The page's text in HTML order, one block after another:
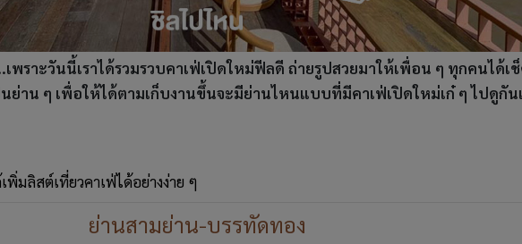
เพราะวันนี้เราได้รวมรวบคาเฟ่เปิดใหม่ฟีลดี ถ่ายรูปสวยมาให้เพื่อน ๆ ทุกคนได้เ
ย่าน ๆ เพื่อให้ได้ตามเก็บงานขึ้นจะมีย่านไหนแบบที่มีคาเฟ่เปิดใหม่เก๋ ๆ ไปดูกัน
มลิสต์เที่ยวคาเฟ่ได้อย่างง่าย ๆ
ย่านสามย่าน-บรรทัดทอง